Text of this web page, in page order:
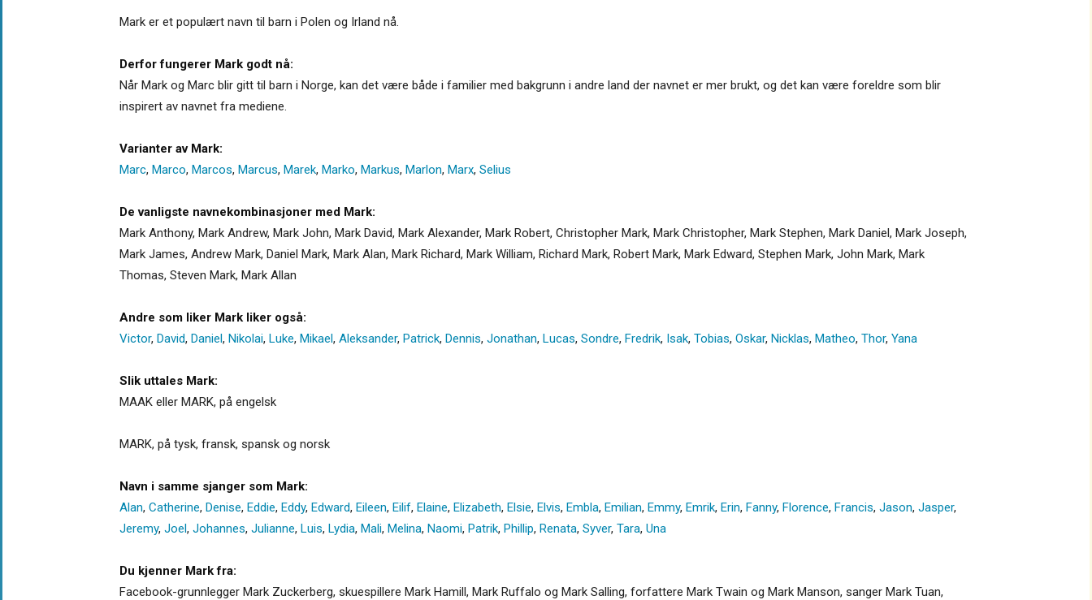
Mark er et populært navn til barn i Polen og Irland nå.
Derfor fungerer Mark godt nå:
Når Mark og Marc blir gitt til barn i Norge, kan det være både i familier med bakgrunn i andre land der navnet er mer brukt, og det kan være foreldre som blir
inspirert av navnet fra mediene.
Varianter av Mark:
Marc, Marco, Marcos, Marcus, Marek, Marko, Markus, Marlon, Marx, Selius
De vanligste navnekombinasjoner med Mark:
Mark Anthony, Mark Andrew, Mark John, Mark David, Mark Alexander, Mark Robert, Christopher Mark, Mark Christopher, Mark Stephen, Mark Daniel, Mark Joseph,
Mark James, Andrew Mark, Daniel Mark, Mark Alan, Mark Richard, Mark William, Richard Mark, Robert Mark, Mark Edward, Stephen Mark, John Mark, Mark
Thomas, Steven Mark, Mark Allan
Andre som liker Mark liker også:
Victor, David, Daniel, Nikolai, Luke, Mikael, Aleksander, Patrick, Dennis, Jonathan, Lucas, Sondre, Fredrik, Isak, Tobias, Oskar, Nicklas, Matheo, Thor, Yana
Slik uttales Mark:
MAAK eller MARK, på engelsk
MARK, på tysk, fransk, spansk og norsk
Navn i samme sjanger som Mark:
Alan, Catherine, Denise, Eddie, Eddy, Edward, Eileen, Eilif, Elaine, Elizabeth, Elsie, Elvis, Embla, Emilian, Emmy, Emrik, Erin, Fanny, Florence, Francis, Jason, Jasper,
Jeremy, Joel, Johannes, Julianne, Luis, Lydia, Mali, Melina, Naomi, Patrik, Phillip, Renata, Syver, Tara, Una
Du kjenner Mark fra:
Facebook-grunnlegger Mark Zuckerberg, skuespillere Mark Hamill, Mark Ruffalo og Mark Salling, forfattere Mark Twain og Mark Manson, sanger Mark Tuan,